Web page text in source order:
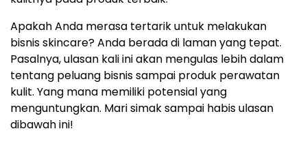
Apakah Anda merasa tertarik untuk melakukan
bisnis skincare? Anda berada di laman yang tepat.
Pasalnya, ulasan kali ini akan mengulas lebih dalam
tentang peluang bisnis sampai produk perawatan
kulit. Yang mana memiliki potensial yang
menguntungkan. Mari simak sampai habis ulasan
dibawah ini!